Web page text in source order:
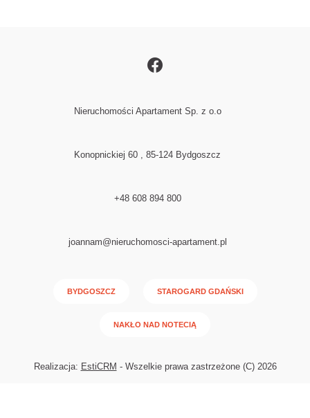
Nieruchomości Apartament Sp. z o.o
Konopnickiej 60 , 85-124 Bydgoszcz
+48 608 894 800
joannam@nieruchomosci-apartament.pl
BYDGOSZCZ STAROGARD GDAŃSKI
NAKŁO NAD NOTECIĄ
Realizacja: EstiCRM - Wszelkie prawa zastrzeżone (C) 2026